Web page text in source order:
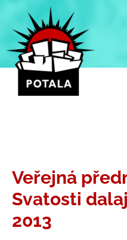
Přeskočit
obsah
Veřejná
Svatosti
2013